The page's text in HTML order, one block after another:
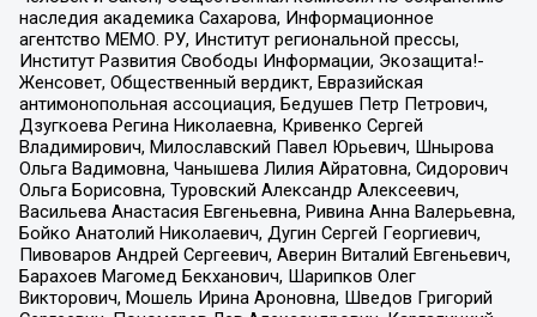
наследия академика Сахарова, Информационное
агентство МЕМО. РУ, Институт региональной прессы,
Институт Развития Свободы Информации, Экозащита!-
Женсовет, Общественный вердикт, Евразийская
антимонопольная ассоциация, Бедушев Петр Петрович,
Дзугкоева Регина Николаевна, Кривенко Сергей
Владимирович, Милославский Павел Юрьевич, Шнырова
Ольга Вадимовна, Чанышева Лилия Айратовна, Сидорович
Ольга Борисовна, Туровский Александр Алексеевич,
Васильева Анастасия Евгеньевна, Ривина Анна Валерьевна,
Бойко Анатолий Николаевич, Дугин Сергей Георгиевич,
Пивоваров Андрей Сергеевич, Аверин Виталий Евгеньевич,
Барахоев Магомед Бекханович, Шарипков Олег
Викторович, Мошель Ирина Ароновна, Шведов Григорий